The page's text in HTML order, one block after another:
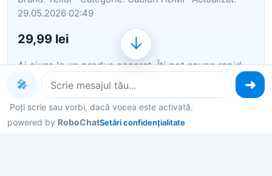
29.05.2026 02:49
29,99 lei
Ai ajuns la un produs concret. Îți pot spune rapid
dacă merită, ce avantaje are și ce alternative
similare găsești mai ușor.
Pe scurt: Cablu High Speed HDMI 2.0 Tellur, 4K,
🎤
Poți scrie sau vorbi, dacă vocea este activată.
powered by RoboChatSetări confidențialitate
↓